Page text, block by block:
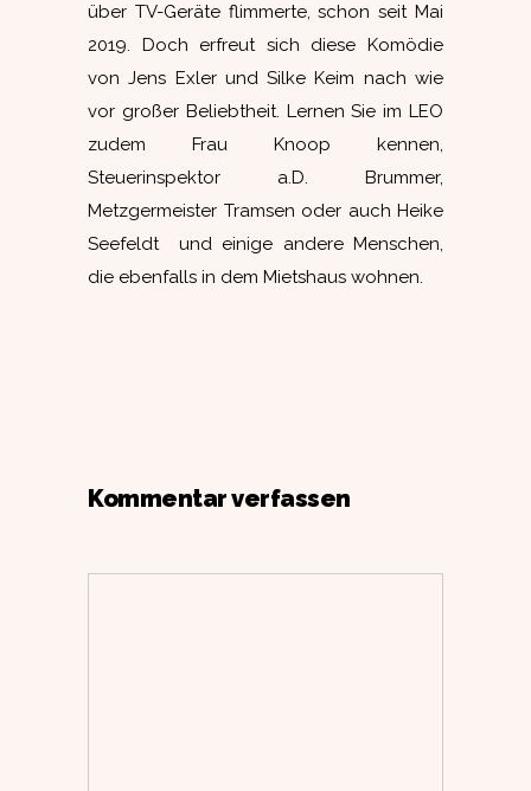
über TV-Geräte flimmerte, schon seit Mai
2019. Doch erfreut sich diese Komödie
von Jens Exler und Silke Keim nach wie
vor großer Beliebtheit. Lernen Sie im LEO
zudem Frau Knoop kennen,
Steuerinspektor a.D. Brummer,
Metzgermeister Tramsen oder auch Heike
Seefeldt und einige andere Menschen,
die ebenfalls in dem Mietshaus wohnen.
Kommentar verfassen